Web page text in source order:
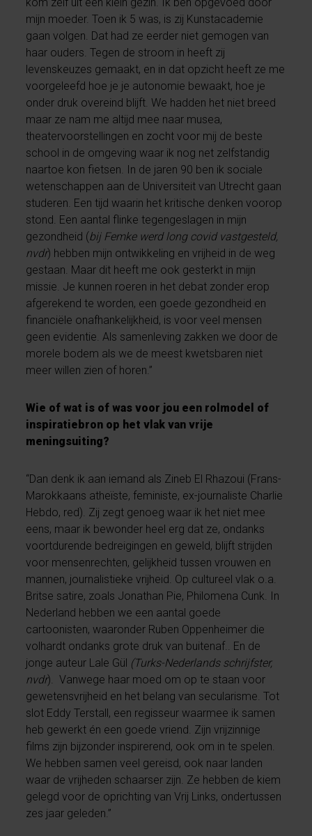
mijn moeder. Toen ik 5 was, is zij Kunstacademie
gaan volgen. Dat had ze eerder niet gemogen van
haar ouders. Tegen de stroom in heeft zij
levenskeuzes gemaakt, en in dat opzicht heeft ze me
voorgeleefd hoe je je autonomie bewaakt, hoe je
onder druk overeind blijft. We hadden het niet breed
maar ze nam me altijd mee naar musea,
theatervoorstellingen en zocht voor mij de beste
school in de omgeving waar ik nog net zelfstandig
naartoe kon fietsen. In de jaren 90 ben ik sociale
wetenschappen aan de Universiteit van Utrecht gaan
studeren. Een tijd waarin het kritische denken voorop
stond. Een aantal flinke tegengeslagen in mijn
gezondheid (bij Femke werd long covid vastgesteld,
nvdr) hebben mijn ontwikkeling en vrijheid in de weg
gestaan. Maar dit heeft me ook gesterkt in mijn
missie. Je kunnen roeren in het debat zonder erop
afgerekend te worden, een goede gezondheid en
financiële onafhankelijkheid, is voor veel mensen
geen evidentie. Als samenleving zakken we door de
morele bodem als we de meest kwetsbaren niet
meer willen zien of horen.”
Wie of wat is of was voor jou een rolmodel of
inspiratiebron op het vlak van vrije
meningsuiting?
“Dan denk ik aan iemand als Zineb El Rhazoui (Frans-
Marokkaans atheïste, feministe, ex-journaliste Charlie
Hebdo, red). Zij zegt genoeg waar ik het niet mee
eens, maar ik bewonder heel erg dat ze, ondanks
voortdurende bedreigingen en geweld, blijft strijden
voor mensenrechten, gelijkheid tussen vrouwen en
mannen, journalistieke vrijheid. Op cultureel vlak o.a.
Britse satire, zoals Jonathan Pie, Philomena Cunk. In
Nederland hebben we een aantal goede
cartoonisten, waaronder Ruben Oppenheimer die
volhardt ondanks grote druk van buitenaf.. En de
jonge auteur Lale Gül (Turks-Nederlands schrijfster,
nvdr). Vanwege haar moed om op te staan voor
gewetensvrijheid en het belang van secularisme. Tot
slot Eddy Terstall, een regisseur waarmee ik samen
heb gewerkt én een goede vriend. Zijn vrijzinnige
films zijn bijzonder inspirerend, ook om in te spelen.
We hebben samen veel gereisd, ook naar landen
waar de vrijheden schaarser zijn. Ze hebben de kiem
gelegd voor de oprichting van Vrij Links, ondertussen
zes jaar geleden.”